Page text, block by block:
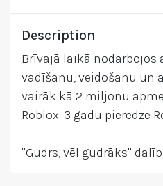
Description
Brīvajā laikā nodarbojos
vadīšanu, veidošanu un
vairāk kā 2 miljonu
Roblox. 3 gadu pieredze
"Gudrs, vēl gudrāks"